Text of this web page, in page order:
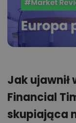
Jak ujawnił
Financial
skupiająca